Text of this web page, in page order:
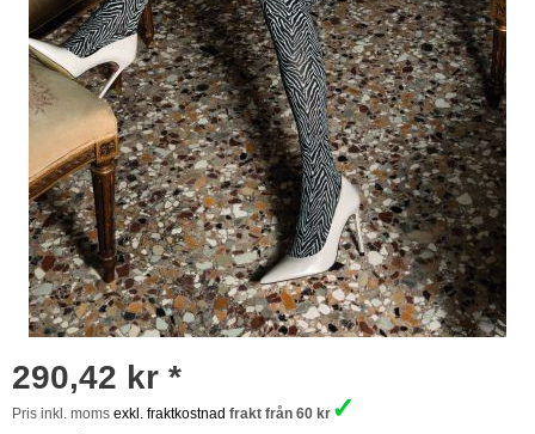
290,42 kr *
Pris inkl. moms exkl. fraktkostnad frakt från 60 kr ✓